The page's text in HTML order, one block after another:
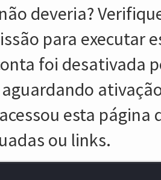
deveria?
para executar
foi desativada
esta
ou links.